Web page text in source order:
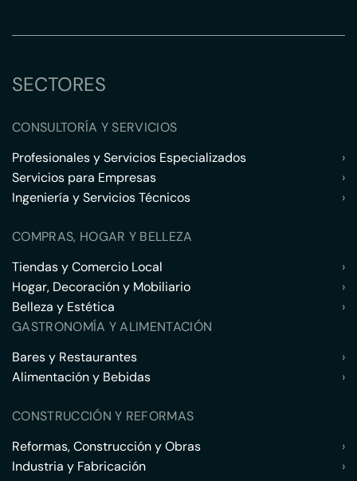
SECTORES
CONSULTORÍA Y SERVICIOS
Profesionales y Servicios Especializados
›
Servicios para Empresas
›
Ingeniería y Servicios Técnicos
›
COMPRAS, HOGAR Y BELLEZA
Tiendas y Comercio Local
›
Hogar, Decoración y Mobiliario
›
Belleza y Estética
›
GASTRONOMÍA Y ALIMENTACIÓN
Bares y Restaurantes
›
Alimentación y Bebidas
›
CONSTRUCCIÓN Y REFORMAS
Reformas, Construcción y Obras
›
Industria y Fabricación
›